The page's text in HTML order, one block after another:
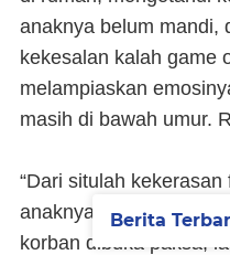
anaknya belum mandi,
kekesalan kalah game
melampiaskan
masih di bawah umur.
“Dari situlah
anaknya yang tidak
korban dibuka paksa,
Berita